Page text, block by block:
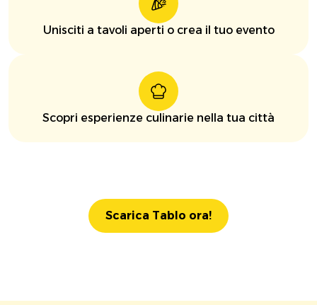
Unisciti a tavoli aperti o crea il tuo evento
Scopri esperienze culinarie nella tua città
Scarica Tablo ora!